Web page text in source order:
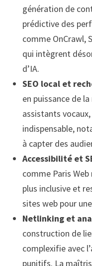
génération de
prédictive des
comme OnCrawl,
qui intègrent
d’IA.
SEO local et
en puissance de
assistants
indispensable,
à capter des
Accessibilité et
comme Paris
plus inclusive et
sites web pour
Netlinking et
construction de
complexifie avec
punitifs. La